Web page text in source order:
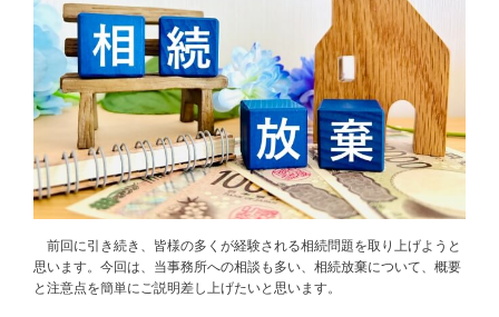
前回に引き続き、皆様の多くが経験される相続問題を取り上げようと
思います。今回は、当事務所への相談も多い、相続放棄について、概要
と注意点を簡単にご説明差し上げたいと思います。